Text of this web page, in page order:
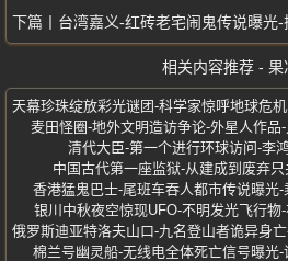
台湾嘉义-红砖老宅闹鬼传说曝光-探
相关内容推荐 - 果
麦田怪圈-地外文明造访争论-外星人作品
清代大臣-第一个进行环球访问-李
中国古代第一座监狱-从建成到废弃
香港猛鬼巴士-尾班车吞人都市传说曝光
银川中秋夜空惊现UFO-不明发光飞行
棉兰号幽灵船-无线电全体死亡信号曝光